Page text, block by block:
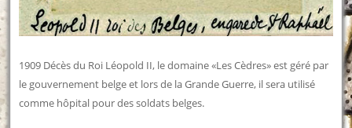
1909 Décès du Roi Léopold II, le domaine «Les Cèdres» est géré par
le gouvernement belge et lors de la Grande Guerre, il sera utilisé
comme hôpital pour des soldats belges.